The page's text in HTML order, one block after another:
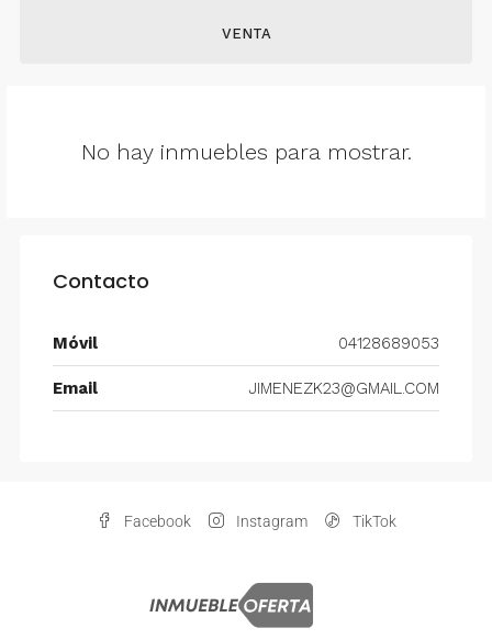
VENTA
No hay inmuebles para mostrar.
Contacto
Móvil 04128689053
Email JIMENEZK23@GMAIL.COM
Facebook Instagram TikTok